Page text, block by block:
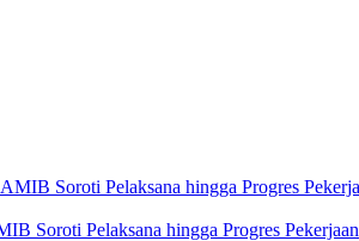
Soroti Pelaksana hingga Progres Pekerjaan